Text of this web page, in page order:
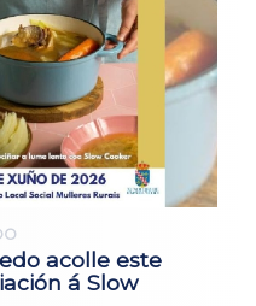
acolle este
á Slow